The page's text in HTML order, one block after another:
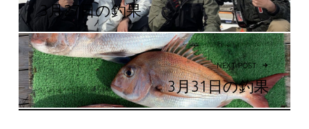
3月27日の釣果
NEXT POST
3月31日の釣果